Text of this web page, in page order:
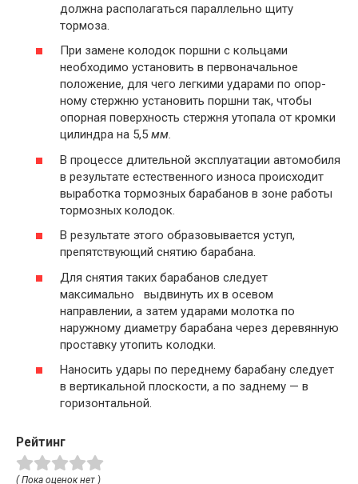
должна распо­лагаться параллельно щиту
тормоза.
При замене колодок поршни с кольцами
необходимо установить в первоначальное
положение, для чего легкими ударами по опор­
ному стержню установить поршни так, чтобы
опорная поверхность стержня утопала от кромки
цилиндра на 5,5 мм.
В процессе длительной эксплуатации автомобиля
в результате естественного износа происходит
выработка тормозных барабанов в зоне работы
тормозных колодок.
В результате этого образовывается уступ,
препятствующий снятию барабана.
Для снятия таких барабанов следует
максимально выдвинуть их в осевом
направлении, а затем ударами молотка по
наружному диаметру барабана через деревянную
проставку утопить колодки.
Наносить удары по переднему барабану следует
в вертикаль­ной плоскости, а по заднему — в
горизонтальной.
Рейтинг
( Пока оценок нет )